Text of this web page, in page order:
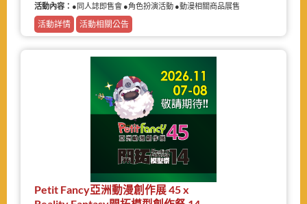
活動內容： ●同人誌即售會 ●角色扮演活動 ●動漫相關商品展售
活動詳情 活動相關公告
Petit Fancy亞洲動漫創作展 45 x